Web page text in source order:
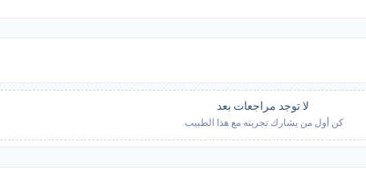
لا توجد مراجعات بعد
كن أول من يشارك تجربته مع هذا الطبيب.